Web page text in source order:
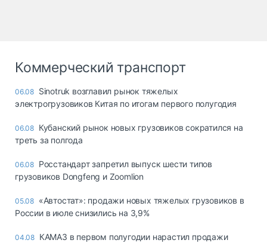
Коммерческий транспорт
06.08 Sinotruk возглавил рынок тяжелых
электрогрузовиков Китая по итогам первого полугодия
06.08 Кубанский рынок новых грузовиков сократился на
треть за полгода
06.08 Росстандарт запретил выпуск шести типов
грузовиков Dongfeng и Zoomlion
05.08 «Автостат»: продажи новых тяжелых грузовиков в
России в июле снизились на 3,9%
04.08 КАМАЗ в первом полугодии нарастил продажи